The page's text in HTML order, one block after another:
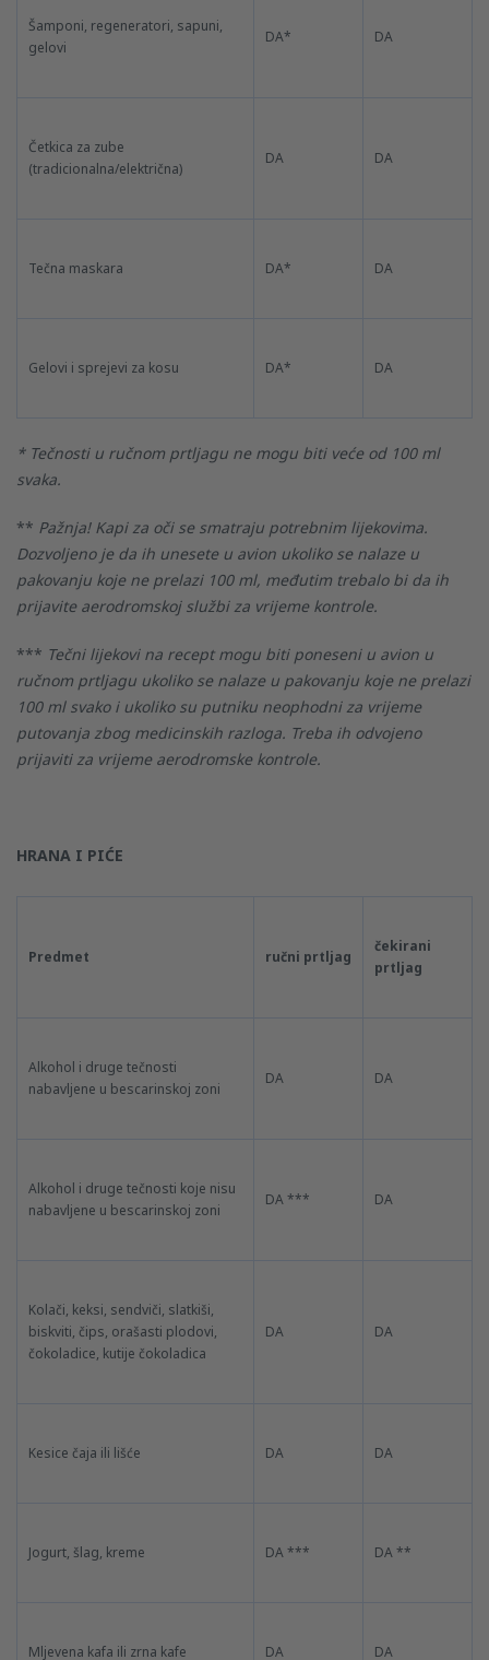
Šamponi, regeneratori, sapuni,
gelovi
DA* DA
Četkica za zube
(tradicionalna/električna)
DA DA
Tečna maskara DA* DA
Gelovi i sprejevi za kosu DA* DA
* Tečnosti u ručnom prtljagu ne mogu biti veće od 100 ml
svaka.
** Pažnja! Kapi za oči se smatraju potrebnim lijekovima.
Dozvoljeno je da ih unesete u avion ukoliko se nalaze u
pakovanju koje ne prelazi 100 ml, međutim trebalo bi da ih
prijavite aerodromskoj službi za vrijeme kontrole.
*** Tečni lijekovi na recept mogu biti poneseni u avion u
ručnom prtljagu ukoliko se nalaze u pakovanju koje ne prelazi
100 ml svako i ukoliko su putniku neophodni za vrijeme
putovanja zbog medicinskih razloga. Treba ih odvojeno
prijaviti za vrijeme aerodromske kontrole.
HRANA I PIĆE
Predmet ručni prtljag
čekirani
prtljag
Alkohol i druge tečnosti
nabavljene u bescarinskoj zoni
DA DA
Alkohol i druge tečnosti koje nisu
nabavljene u bescarinskoj zoni
DA *** DA
Kolači, keksi, sendviči, slatkiši,
biskviti, čips, orašasti plodovi,
čokoladice, kutije čokoladica
DA DA
Kesice čaja ili lišće DA DA
Jogurt, šlag, kreme DA *** DA **
Mljevena kafa ili zrna kafe DA DA